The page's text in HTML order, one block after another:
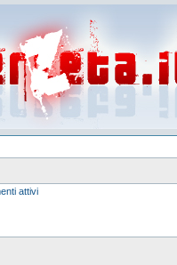
attivi